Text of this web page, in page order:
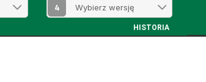
4
HISTORIA